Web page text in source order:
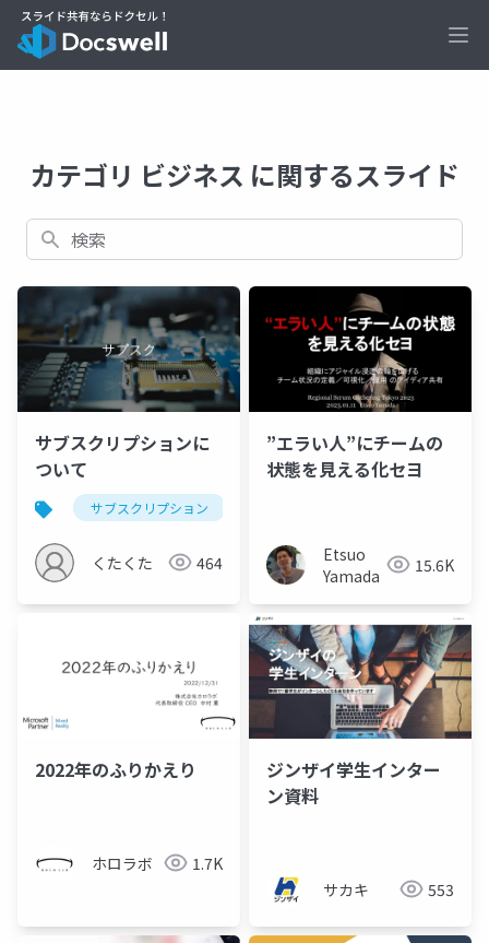
カテゴリ ビジネス に関するスライド
検索
サブスクリプションに
ついて
サブスクリプション
くたくた 464
”エラい人”にチームの
状態を見える化セヨ
Etsuo
Yamada
15.6K
2022年のふりかえり
ホロラボ 1.7K
ジンザイ学生インター
ン資料
サカキ 553